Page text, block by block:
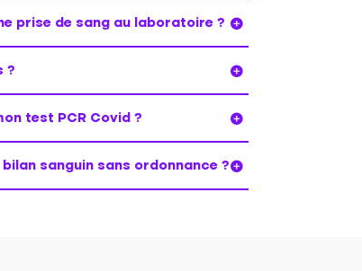
prise de sang au laboratoire ?
?
test PCR Covid ?
sanguin sans ordonnance ?